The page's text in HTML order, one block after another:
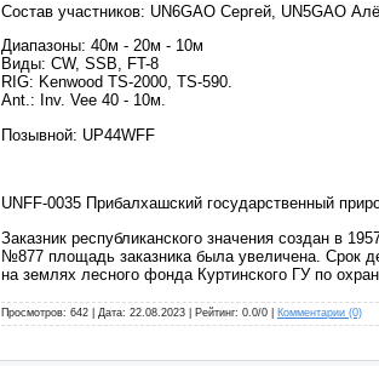
Состав участников: UN6GAO Сергей, UN5GAO
Диапазоны: 40м - 20м - 10м
Виды: СW, SSB, FT-8
RIG: Kenwood TS-2000, TS-590.
Ant.: Inv. Vee 40 - 10м.
Позывной: UP44WFF
UNFF-0035 Прибалхашский государственный
Заказник республиканского значения создан в
№877 площадь заказника была увеличена. Срок
на землях лесного фонда Куртинского ГУ по
Просмотров: 642 | Дата: 22.08.2023 | Рейтинг: 0.0/0 | Комментарии (0)